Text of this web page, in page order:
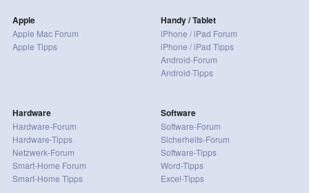
Apple
Apple Mac Forum
Apple Tipps
Handy / Tablet
iPhone / iPad Forum
iPhone / iPad Tipps
Android-Forum
Android-Tipps
Hardware
Hardware-Forum
Hardware-Tipps
Netzwerk-Forum
Smart-Home Forum
Smart-Home Tipps
Software
Software-Forum
Sicherheits-Forum
Software-Tipps
Word-Tipps
Excel-Tipps